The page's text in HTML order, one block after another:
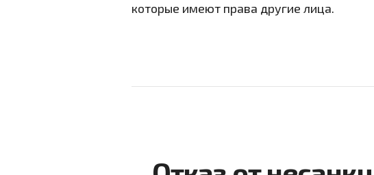
которые имеют права другие лица.